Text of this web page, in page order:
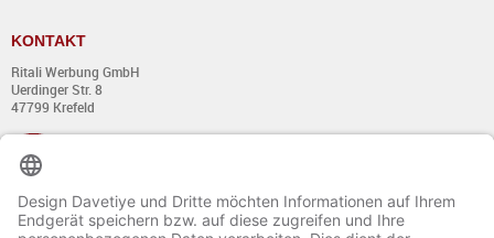
KONTAKT
Ritali Werbung GmbH
Uerdinger Str. 8
47799 Krefeld
+49 (0) 21 51 - 7 633 633
Montag bis Donnerstag: